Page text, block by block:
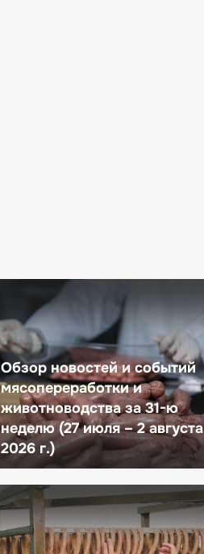
Обзор новостей и событий
мясопереработки и
животноводства за 31-ю
неделю (27 июля – 2 августа
2026 г.)